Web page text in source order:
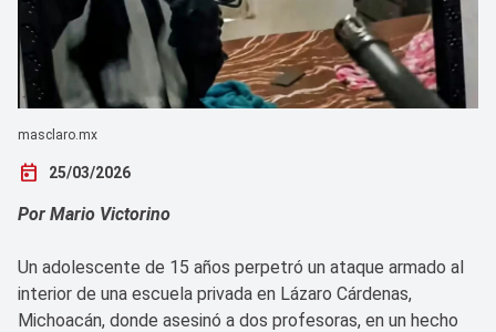
masclaro.mx
today 25/03/2026
Por Mario Victorino
Un adolescente de 15 años perpetró un ataque armado al
interior de una escuela privada en Lázaro Cárdenas,
Michoacán, donde asesinó a dos profesoras, en un hecho